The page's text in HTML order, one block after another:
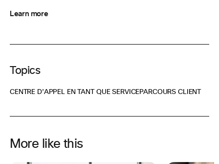
Learn more
Topics
CENTRE D’APPEL EN TANT QUE SERVICEPARCOURS CLIENT
More like this